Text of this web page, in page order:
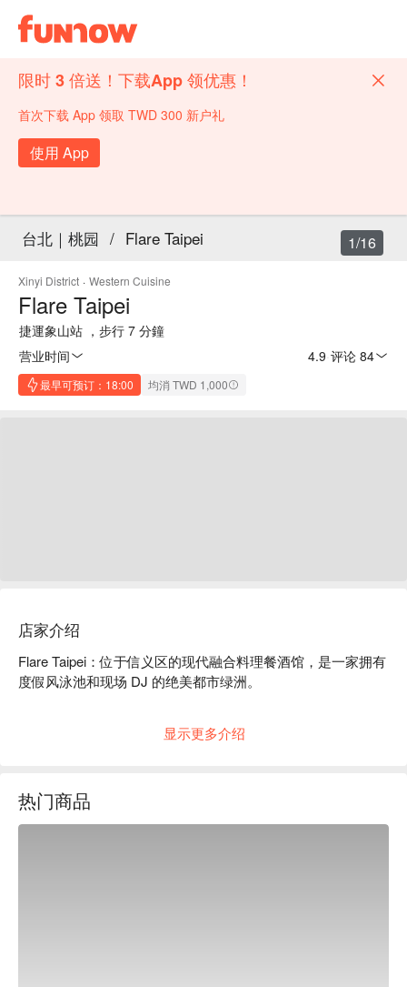
限时 3 倍送！下载App 领优惠！
首次下载 App 领取 TWD 300 新户礼
使用 App
台北｜桃园 / Flare Taipei
Xinyi District · Western Cuisine
Flare Taipei
捷運象山站 ，步行 7 分鐘
营业时间
4.9 评论 84
最早可预订：18:00 均消 TWD 1,000
1/16
店家介绍
Flare Taipei：位于信义区的现代融合料理餐酒馆，是一家拥有
度假风泳池和现场 DJ 的绝美都市绿洲。
天，这里是绿植环绕、自带绝美户外泳池的 chic 咖啡馆，最
节拍，绝对是城中至 in 至浪漫的打卡地之一。
显示更多介绍
热门商品